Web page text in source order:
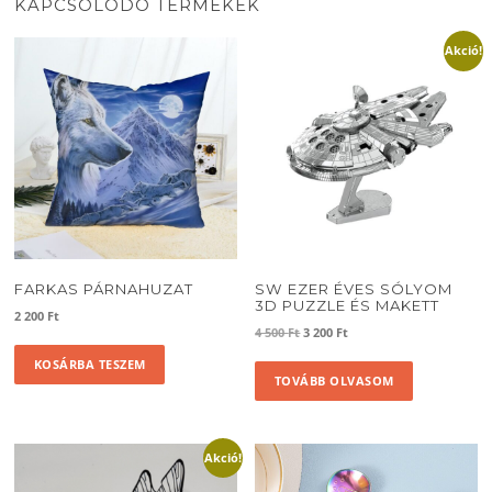
KAPCSOLÓDÓ TERMÉKEK
FARKAS PÁRNAHUZAT
2 200 Ft
KOSÁRBA TESZEM
Akció!
SW EZER ÉVES SÓLYOM
3D PUZZLE ÉS MAKETT
4 500FtOriginal
was:
3 200 FtCurrent
TOVÁBB OLVASOM
Akció!